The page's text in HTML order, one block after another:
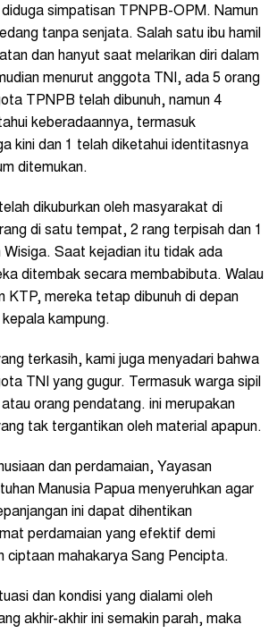
diduga simpatisan TPNPB-OPM. Namun
tanpa senjata. Salah satu ibu hamil
dan hanyut saat melarikan diri dalam
menurut anggota TNI, ada 5 orang
TPNPB telah dibunuh, namun 4
keberadaannya, termasuk
kini dan 1 telah diketahui identitasnya
ditemukan.
dikuburkan oleh masyarakat di
di satu tempat, 2 rang terpisah dan 1
Wisiga. Saat kejadian itu tidak ada
ditembak secara membabibuta. Walau
KTP, mereka tetap dibunuh di depan
kampung.
terkasih, kami juga menyadari bahwa
TNI yang gugur. Termasuk warga sipil
orang pendatang. ini merupakan
tak tergantikan oleh material apapun.
dan perdamaian, Yayasan
Manusia Papua menyeruhkan agar
ini dapat dihentikan
perdamaian yang efektif demi
ciptaan mahakarya Sang Pencipta.
dan kondisi yang dialami oleh
akhir-akhir ini semakin parah, maka